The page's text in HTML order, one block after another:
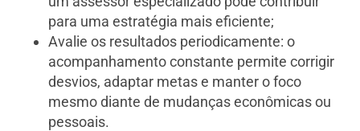
para uma estratégia mais eficiente;
Avalie os resultados periodicamente: o
acompanhamento constante permite corrigir
desvios, adaptar metas e manter o foco
mesmo diante de mudanças econômicas ou
pessoais.